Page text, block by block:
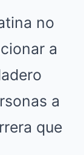
no
a
a
que